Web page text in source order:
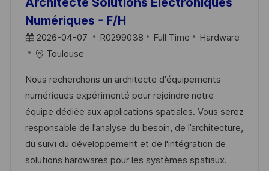
Numériques - F/H
P
O
T
E
D
D
A
T
2026-04-07
J
I
D
R0299038 Full Time
C
E
G
O
R
Y
Hardware
Toulouse
Nous recherchons un architecte d'équipements
numériques expérimenté pour rejoindre notre
équipe dédiée aux applications spatiales. Vous serez
responsable de l’analyse du besoin, de l’architecture,
du suivi du développement et de l'intégration de
solutions hardwares pour les systèmes spatiaux.